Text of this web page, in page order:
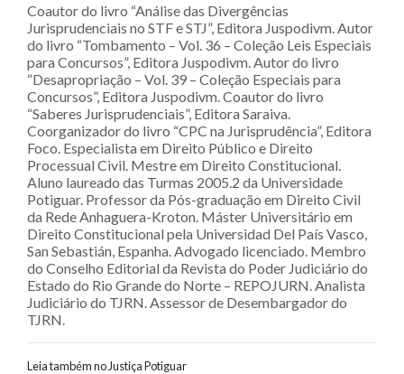
Coautor do livro “Análise das Divergências
Jurisprudenciais no STF e STJ”, Editora Juspodivm. Autor
do livro “Tombamento – Vol. 36 – Coleção Leis Especiais
para Concursos”, Editora Juspodivm. Autor do livro
“Desapropriação – Vol. 39 – Coleção Especiais para
Concursos”, Editora Juspodivm. Coautor do livro
“Saberes Jurisprudenciais”, Editora Saraiva.
Coorganizador do livro “CPC na Jurisprudência”, Editora
Foco. Especialista em Direito Público e Direito
Processual Civil. Mestre em Direito Constitucional.
Aluno laureado das Turmas 2005.2 da Universidade
Potiguar. Professor da Pós-graduação em Direito Civil
da Rede Anhaguera-Kroton. Máster Universitário em
Direito Constitucional pela Universidad Del País Vasco,
San Sebastián, Espanha. Advogado licenciado. Membro
do Conselho Editorial da Revista do Poder Judiciário do
Estado do Rio Grande do Norte – REPOJURN. Analista
Judiciário do TJRN. Assessor de Desembargador do
TJRN.
Leia também no Justiça Potiguar